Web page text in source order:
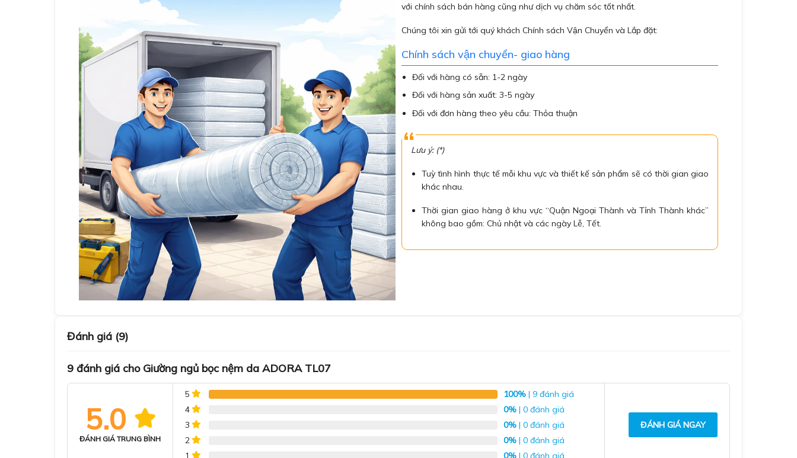
với chính sách bán hàng cũng như dịch vụ chăm sóc tốt nhất.
Chúng tôi xin gửi tới quý khách Chính sách Vận Chuyển và Lắp đặt:
Chính sách vận chuyển- giao hàng
Đối với hàng có sẵn: 1-2 ngày
Đối với hàng sản xuất: 3-5 ngày
Đối với đơn hàng theo yêu cầu: Thỏa thuận
Lưu ý: (*)
Tuỳ tình hình thực tế mỗi khu vực và thiết kế sản phẩm sẽ có thời gian giao
khác nhau.
Thời gian giao hàng ở khu vực “Quận Ngoại Thành và Tỉnh Thành khác”
không bao gồm: Chủ nhật và các ngày Lễ, Tết.
Đánh giá (9)
9 đánh giá cho Giường ngủ bọc nệm da ADORA TL07
5.0
ĐÁNH GIÁ TRUNG BÌNH
5 100% | 9 đánh giá
4
0% | 0 đánh giá
3
0% | 0 đánh giá
2
0% | 0 đánh giá
1
0% | 0 đánh giá
ĐÁNH GIÁ NGAY